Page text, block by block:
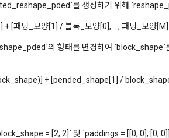
를 생성하기 위해
+ [패딩_모양[1] / 블록_모양[0], ..., 패딩_모양
의 형태를 변경하여 `block_shape`
+ [pended_shape[1] /
= [2, 2]` 및 `paddings = [[0, 0], [0,